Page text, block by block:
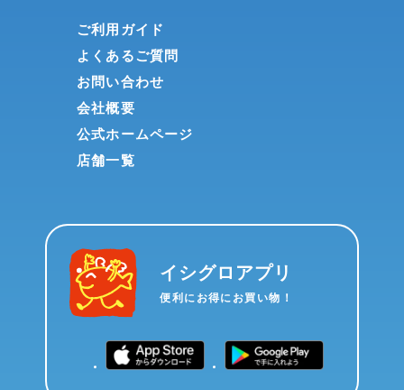
ご利用ガイド
よくあるご質問
お問い合わせ
会社概要
公式ホームページ
店舗一覧
イシグロアプリ
便利にお得にお買い物！